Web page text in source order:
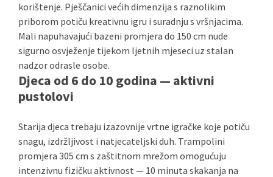
korištenje. Pješčanici većih dimenzija s raznolikim
priborom potiču kreativnu igru i suradnju s vršnjacima.
Mali napuhavajući bazeni promjera do 150 cm nude
sigurno osvježenje tijekom ljetnih mjeseci uz stalan
nadzor odrasle osobe.
Djeca od 6 do 10 godina — aktivni
pustolovi
Starija djeca trebaju izazovnije vrtne igračke koje potiču
snagu, izdržljivost i natjecateljski duh. Trampolini
promjera 305 cm s zaštitnom mrežom omogućuju
intenzivnu fizičku aktivnost — 10 minuta skakanja na